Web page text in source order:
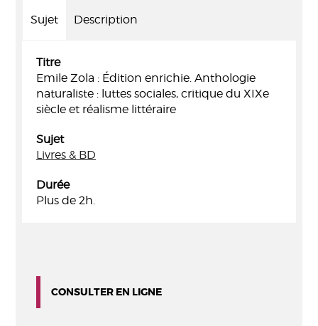
Sujet Description
Titre
Emile Zola : Édition enrichie. Anthologie
naturaliste : luttes sociales, critique du XIXe
siècle et réalisme littéraire
Sujet
Livres & BD
Durée
Plus de 2h.
CONSULTER EN LIGNE